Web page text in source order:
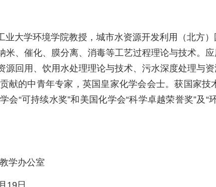
业大学环境学院教授，城市水资源开发利用（北方
、催化、膜分离、消毒等工艺过程理论与技术。
回用、饮用水处理理论与技术、污水深度处理与
献的中青年专家，英国皇家化学会会士。获国家
“可持续水奖”和美国化学会“科学卓越荣誉奖”及
学办公室
19日